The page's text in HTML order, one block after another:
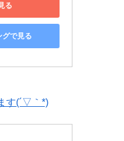
る
グで見る
す(´▽｀*)